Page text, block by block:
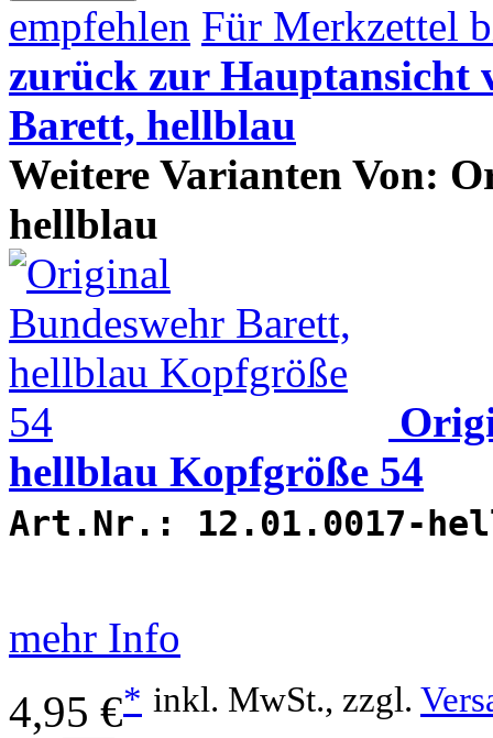
empfehlen Für Merkzettel
zurück zur Hauptansicht
Barett, hellblau
Weitere Varianten Von:
hellblau
hellblau Kopfgröße 54
Art.Nr.: 12.01.0017-
mehr Info
4,95 €* inkl. MwSt., zzgl.